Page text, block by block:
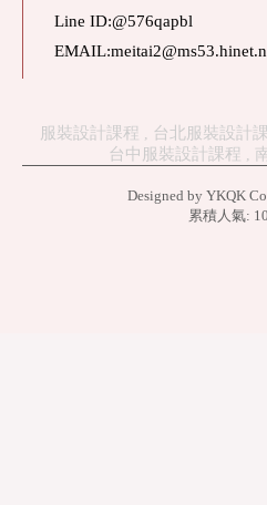
Line ID:@576qapbl
服裝設計課程 台北服裝設計
台中服裝設計課程
Designed by YKQK
累積人氣: